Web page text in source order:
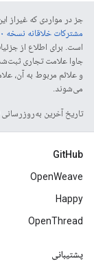
جز در مواردی که غیراز
مشترکات خلاقانه نسخه ۴.۰
است. برای اطلاع از
می‌شوند.
تاریخ آخرین به‌روزرسانی 2019-11-07 به‌وقت ساعت هماهنگ جهانی.
GitHub
OpenWeave
Happy
OpenThread
پشتیبانی